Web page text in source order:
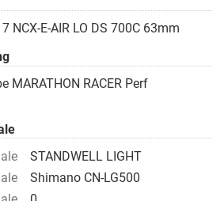
NCX-E-AIR LO DS 700C 63mm
MARATHON RACER Perf
STANDWELL LIGHT
Shimano CN-LG500